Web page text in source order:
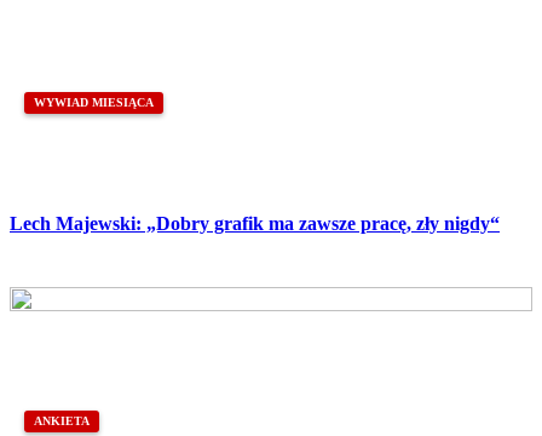
WYWIAD MIESIĄCA
Lech Majewski: „Dobry grafik ma zawsze pracę, zły nigdy“
ANKIETA